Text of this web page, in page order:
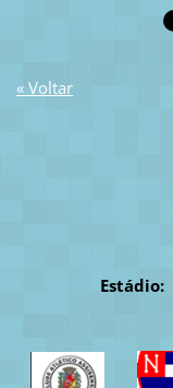
« Voltar
Estádio: